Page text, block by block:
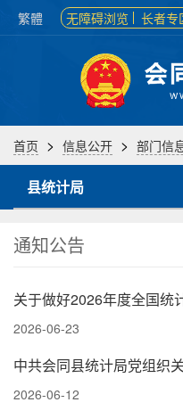
繁體 无障碍浏览 长者专
首页 > 信息公开 > 部门信
县统计局
通知公告
关于做好2026年度全国统
2026-06-23
中共会同县统计局党组织
2026-06-12